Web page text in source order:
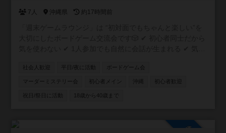
7人 沖縄県 約17時間前
間を作っています。 20〜30代中心で、特に“新しい友達が
ほしい社会人”にぴったり。 「ボドゲやったことないけど大
せん！ 主催者へのご連絡・お問い合わせは、コミュニティ
社会人歓迎 平日/夜に活動 ボードゲーム会
マーダーミステリー会 初心者メイン 沖縄 初心者歓迎
祝日/祭日に活動 18歳から40歳まで